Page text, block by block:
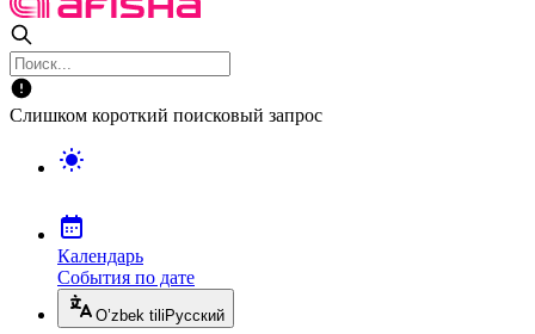
Слишком короткий поисковый запрос
Календарь
События по дате
O’zbek tili Русский